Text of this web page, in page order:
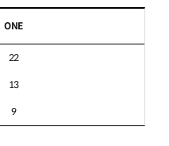
ONE
22
13
9